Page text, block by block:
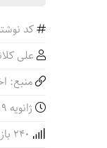
کد نوشته:
علی
منبع:
ژانویه 19, 2025